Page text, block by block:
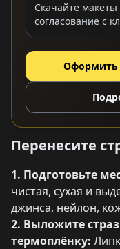
Скачайте
согласование с
Оформить
Перенесите
1. Подготовьте
чистая, сухая и
джинса, нейлон,
2. Выложите
термоплёнку: